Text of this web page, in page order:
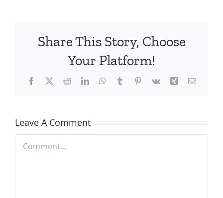
Share This Story, Choose
Your Platform!
Facebook
X RedditLinkedInWhatsApp
TumblrPinterest
Vk Xing Email
Leave A Comment
Comment